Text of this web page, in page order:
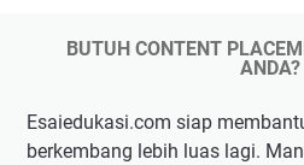
BUTUH CONTENT
ANDA?
Esaiedukasi.com siap
berkembang lebih luas lagi.